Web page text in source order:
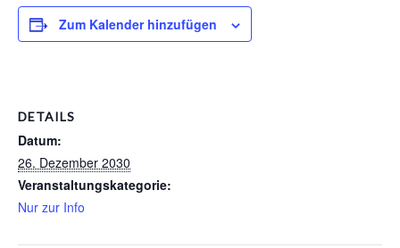
Zum Kalender hinzufügen
DETAILS
Datum:
26. Dezember 2030
Veranstaltungskategorie:
Nur zur Info